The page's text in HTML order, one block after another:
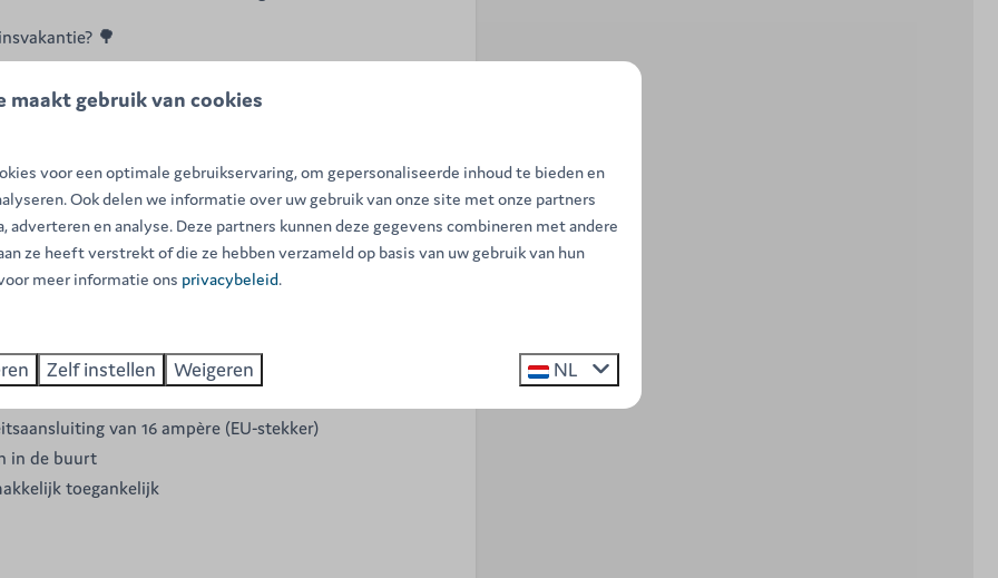
🌳
Met hunuitzonderlijke oppervlakte van 80
van ons familiepark te waarborgen, zijn grote
niet toegestaan in deze zone).
voor maximale privacy
van 16 ampère (EU-stekker)
in de buurt
toegankelijk
maakt gebruik van cookies
voor een optimale gebruikservaring, om gepersonaliseerde inhoud te bieden en
Ook delen we informatie over uw gebruik van onze site met onze partners
adverteren en analyse. Deze partners kunnen deze gegevens combineren met andere
ze heeft verstrekt of die ze hebben verzameld op basis van uw gebruik van hun
meer informatie ons privacybeleid.
Zelf instellen Weigeren NL